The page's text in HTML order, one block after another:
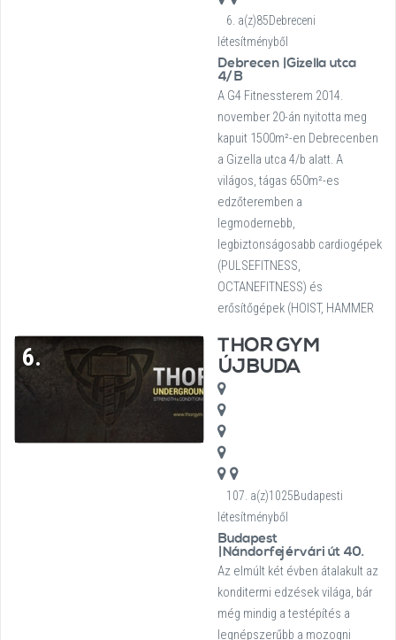
6. a(z)85Debreceni
létesítményből
Debrecen |Gizella utca
4/B
A G4 Fitnessterem 2014.
november 20-án nyitotta meg
kapuit 1500m²-en Debrecenben
a Gizella utca 4/b alatt. A
világos, tágas 650m²-es
edzőteremben a
legmodernebb,
legbiztonságosabb cardiogépek
(PULSEFITNESS,
OCTANEFITNESS) és
erősítőgépek (HOIST, HAMMER
6.
THOR GYM
ÚJBUDA
107. a(z)1025Budapesti
létesítményből
Budapest
|Nándorfejérvári út 40.
Az elmúlt két évben átalakult az
konditermi edzések világa, bár
még mindig a testépítés a
legnépszerűbb a mozogni